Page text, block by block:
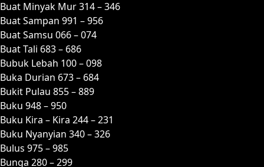
Buat Minyak Mur 314 – 346
Buat Sampan 991 – 956
Buat Samsu 066 – 074
Buat Tali 683 – 686
Bubuk Lebah 100 – 098
Buka Durian 673 – 684
Bukit Pulau 855 – 889
Buku 948 – 950
Buku Kira – Kira 244 – 231
Buku Nyanyian 340 – 326
Bulus 975 – 985
Bunga 280 – 299